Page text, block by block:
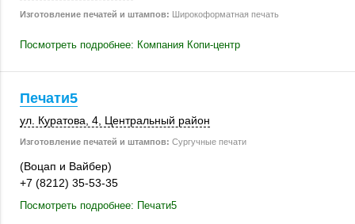
Изготовление печатей и штампов: Широкоформатная печать
Посмотреть подробнее: Компания Копи-центр
Печати5
ул. Куратова, 4 Центральный район
Изготовление печатей и штампов: Сургучные печати
(Воцап и Вайбер)
+7 (8212) 35-53-35
Посмотреть подробнее: Печати5